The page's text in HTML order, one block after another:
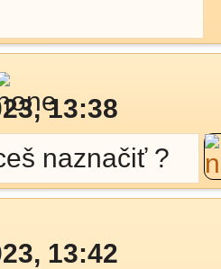
13:38
naznačiť ?
13:42